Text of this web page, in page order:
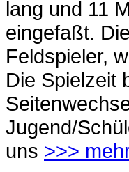
lang und 11
eingefaßt.
Feldspieler,
Die Spielzeit
Jugend/
uns >>>